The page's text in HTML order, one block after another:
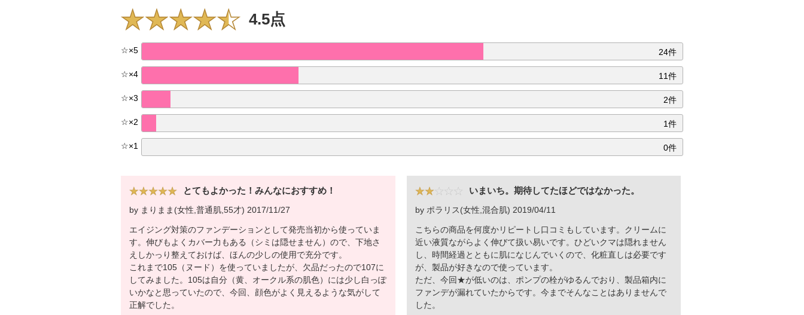
4.5点
☆×5 24件
☆×4 11件
☆×3 2件
☆×2 1件
☆×1 0件
とてもよかった！みんなにおすすめ！
by まりまま(女性,普通肌,55才) 2017/11/27
エイジング対策のファンデーションとして発売当初から使っていま
す。伸びもよくカバー力もある（シミは隠せません）ので、下地さ
えしかっり整えておけば、ほんの少しの使用で充分です。
これまで105（ヌード）を使っていましたが、欠品だったので107に
してみました。105は自分（黄、オークル系の肌色）には少し白っぽ
いかなと思っていたので、今回、顔色がよく見えるような気がして
正解でした。
いまいち。期待してたほどではなかった。
by ポラリス(女性,混合肌) 2019/04/11
こちらの商品を何度かリピートし口コミもしています。クリームに
近い液質ながらよく伸びて扱い易いです。ひどいクマは隠れません
し、時間経過とともに肌になじんでいくので、化粧直しは必要です
が、製品が好きなので使っています。
ただ、今回★が低いのは、ポンプの栓がゆるんでおり、製品箱内に
ファンデが漏れていたからです。今までそんなことはありませんで
した。